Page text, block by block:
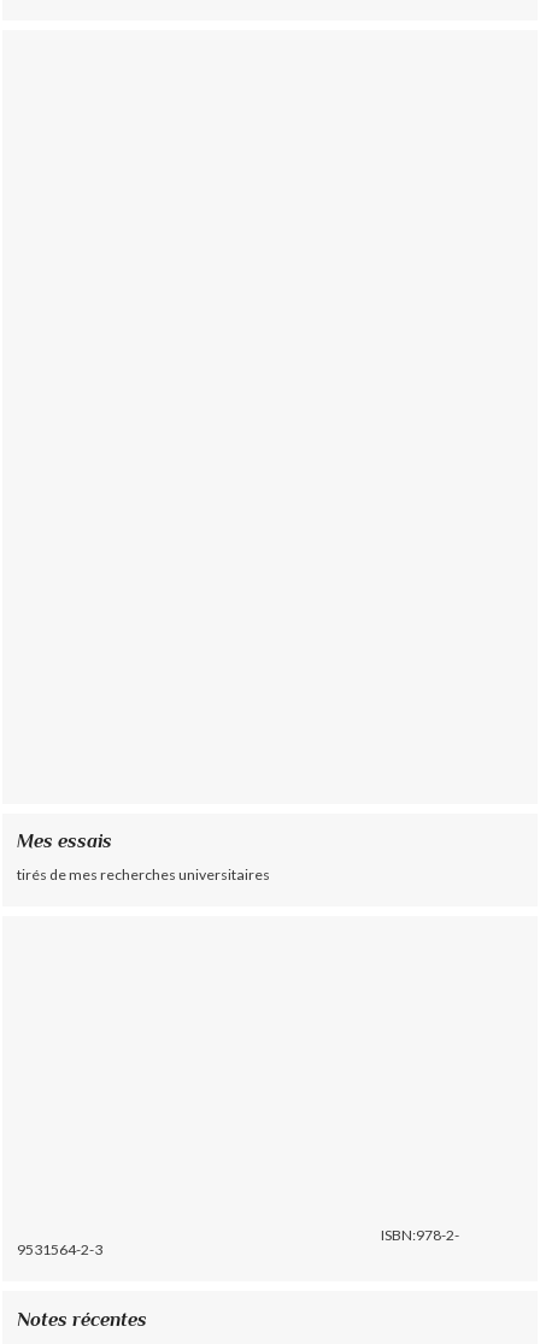
Mes essais
tirés de mes recherches universitaires
ISBN:978-2-
9531564-2-3
Notes récentes